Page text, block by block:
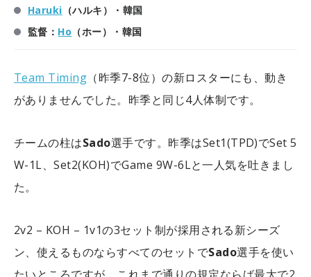
Haruki （ハルキ）・韓国
監督： Ho （ホー）・韓国
Team Timing （昨季7-8位）の新ロスターにも、動き
がありませんでした。昨季と同じ4人体制です。
チームの柱はSado選手です。昨季はSet1(TPD)でSet 5
W-1L、Set2(KOH)でGame 9W-6Lと一人気を吐きまし
た。
2v2 – KOH – 1v1の3セット制が採用される新シーズ
ン、使えるものならすべてのセットでSado選手を使い